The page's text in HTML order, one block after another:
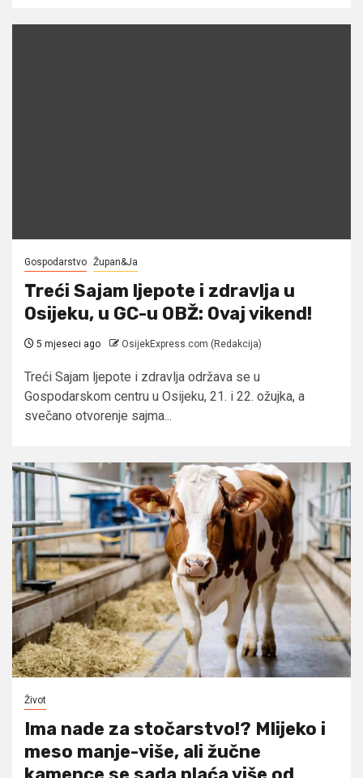
Gospodarstvo Župan&Ja
Treći Sajam ljepote i zdravlja u
Osijeku, u GC-u OBŽ: Ovaj vikend!
5 mjeseci ago OsijekExpress.com (Redakcija)
Treći Sajam ljepote i zdravlja održava se u
Gospodarskom centru u Osijeku, 21. i 22. ožujka, a
svečano otvorenje sajma...
Život
Ima nade za stočarstvo!? Mlijeko i
meso manje-više, ali žučne